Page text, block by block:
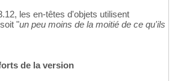
les en-têtes d'objets utilisent
"un peu moins de la moitié de ce qu'ils
de la version